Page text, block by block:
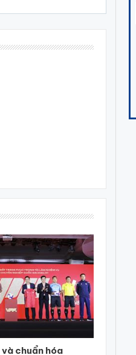
chuẩn hóa